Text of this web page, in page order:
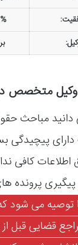
90%
متخصص در
مباحث
پیچیدگی
کافی
پرونده
توصیه می شود
قضایی قبل از